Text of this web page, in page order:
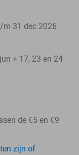
31 dec 2026
+ 17, 23 en 24
de €5 en €9
zijn of